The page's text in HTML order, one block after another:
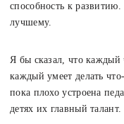
способность к
лучшему.
Я бы сказал, что каждый
каждый умеет делать
пока плохо устроена
детях их главный талант.